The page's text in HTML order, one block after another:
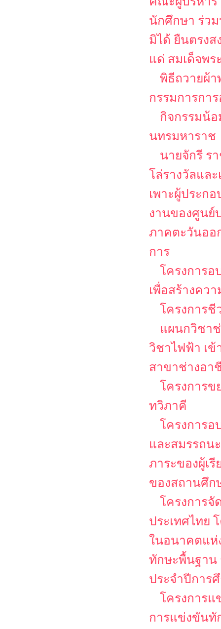
นักศึกษา ร่ว
มิได้ ยืนตรงส
แด่ สมเด็จพร
พิธีถวายผ้
กรรมการกา
กิจกรรมน้
นทรมหาราช
นายจักรี ร
โล่รางวัลแล
เพาะผู้ประก
งานของศูนย์
ภาคตะวันออ
การ
โครงการ
เพื่อสร้างคว
โครงการชี
แผนกวิชา
วิชาไฟฟ้า เ
สาขาช่างอา
โครงการข
ทวิภาคี
โครงการ
และสมรรถน
ภาระของผู้เ
ของสถานศึก
โครงการ
ประเทศไทย
ในอนาคตแห่
ทักษะพื้นฐาน
ประจำปีการ
โครงการ
การแข่งขันทั